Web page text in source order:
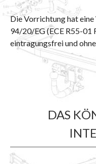
Die Vorrichtung hat
94/20/EG (ECE R55-01
eintragungsfrei und
DAS